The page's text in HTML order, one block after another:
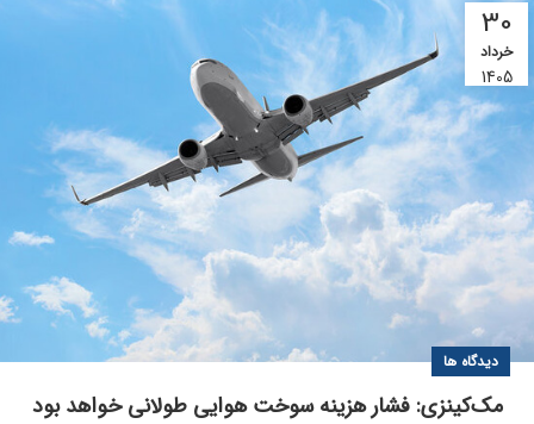
30
خرداد
1405
دیدگاه ها
مک‌کینزی: فشار هزینه‌ سوخت هوایی طولانی خواهد بود